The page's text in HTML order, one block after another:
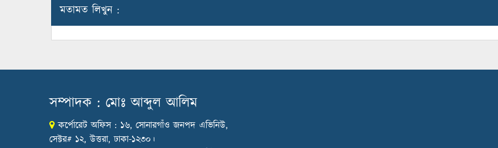
মতামত লিখুন :
সম্পাদক : মোঃ আব্দুল আলিম
কর্পোরেট অফিস : ১৬, সোনারগাঁও জনপদ এভিনিউ,
সেক্টর# ১২, উত্তরা, ঢাকা-১২৩০।